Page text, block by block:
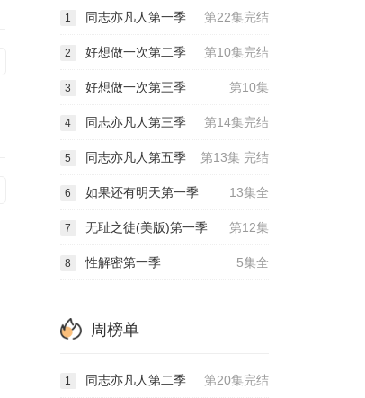
第22集完结
1 同志亦凡人第一季
第10集完结
2 好想做一次第二季
第10集
3 好想做一次第三季
第14集完结
4 同志亦凡人第三季
第13集 完结
5 同志亦凡人第五季
13集全
6 如果还有明天第一季
第12集
7 无耻之徒(美版)第一季
5集全
8 性解密第一季
周榜单
第20集完结
1 同志亦凡人第二季